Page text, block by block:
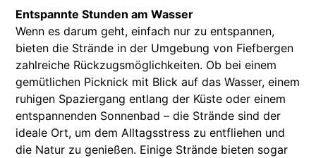
Entspannte Stunden am Wasser
Wenn es darum geht, einfach nur zu entspannen,
bieten die Strände in der Umgebung von Fiefbergen
zahlreiche Rückzugsmöglichkeiten. Ob bei einem
gemütlichen Picknick mit Blick auf das Wasser, einem
ruhigen Spaziergang entlang der Küste oder einem
entspannenden Sonnenbad – die Strände sind der
ideale Ort, um dem Alltagsstress zu entfliehen und
die Natur zu genießen. Einige Strände bieten sogar